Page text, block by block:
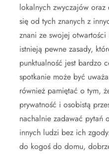
lokalnych zwyczajów
się od tych znanych z
znani ze swojej
istnieją pewne zasady,
punktualność jest bardzo
spotkanie może być
również pamiętać o tym,
prywatność i osobistą
nachalnie zadawać pytań
innych ludzi bez ich
do kogoś do domu,